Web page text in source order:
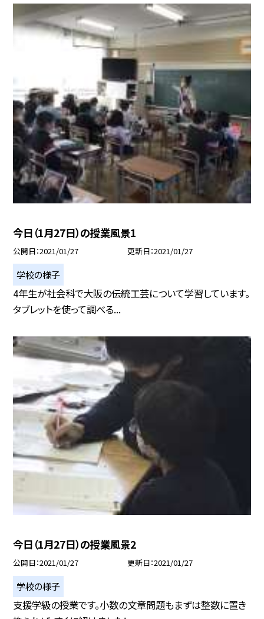
今日（1月27日）の授業風景1
公開日 2021/01/27 更新日 2021/01/27
学校の様子
4年生が社会科で大阪の伝統工芸について学習しています。
タブレットを使って調べる...
今日（1月27日）の授業風景2
公開日 2021/01/27 更新日 2021/01/27
学校の様子
支援学級の授業です。小数の文章問題もまずは整数に置き